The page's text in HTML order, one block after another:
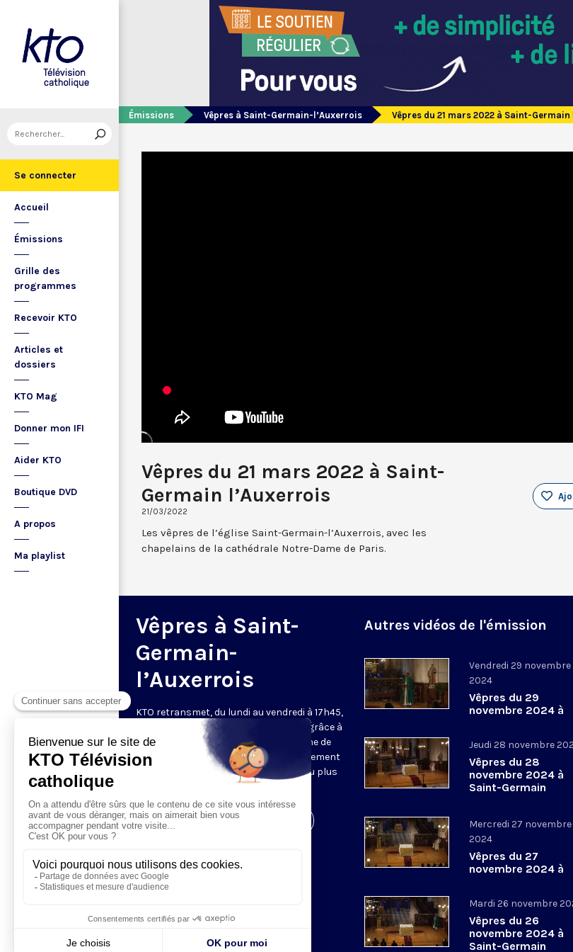
Se connecter
Accueil
Émissions
Grille des
programmes
Recevoir KTO
Articles et
dossiers
KTO Mag
Donner mon IFI
Aider KTO
Boutique DVD
A propos
Ma playlist
Émissions Vêpres à Saint-Germain-l’Auxerrois Vêpres du 21 mars 2022 à Saint-Germain
Vêpres du 21 mars 2022 à Saint-
Germain l’Auxerrois
21/03/2022
Les vêpres de l’église Saint-Germain-l’Auxerrois, avec les
chapelains de la cathédrale Notre-Dame de Paris.
Vêpres à Saint-
Germain-
l’Auxerrois
KTO retransmet, du lundi au vendredi à 17h45,
les vêpres en direct de Saint-Germain grâce à
une technologie innovante : un système de
captation multicaméra en direct totalement
automatisé, qui offre une réalisation au plus
près de la célébration.
Visiter la page de l'émission
Autres vidéos de l'émission
Vendredi 29 novembre
2024
Vêpres du 29
novembre 2024 à
Jeudi 28 novembre
Vêpres du 28
novembre 2024 à
Saint-Germain
Mercredi 27 novembre
2024
Vêpres du 27
novembre 2024 à
Mardi 26 novembre
Vêpres du 26
novembre 2024 à
Saint-Germain